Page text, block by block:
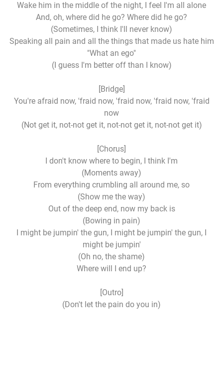
Wake him in the middle of the night, I feel I'm all alone
And, oh, where did he go? Where did he go?
(Sometimes, I think I'll never know)
Speaking all pain and all the things that made us hate him
"What an ego"
(I guess I'm better off than I know)
[Bridge]
You're afraid now, 'fraid now, 'fraid now, 'fraid now, 'fraid
now
(Not get it, not-not get it, not-not get it, not-not get it)
[Chorus]
I don't know where to begin, I think I'm
(Moments away)
From everything crumbling all around me, so
(Show me the way)
Out of the deep end, now my back is
(Bowing in pain)
I might be jumpin' the gun, I might be jumpin' the gun, I
might be jumpin'
(Oh no, the shame)
Where will I end up?
[Outro]
(Don't let the pain do you in)